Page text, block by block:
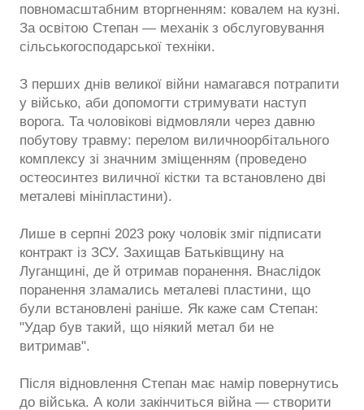
повномасштабним вторгненням: ковалем на кузні.
За освітою Степан — механік з обслуговування
сільськогосподарської техніки.
З перших днів великої війни намагався потрапити
у військо, аби допомогти стримувати наступ
ворога. Та чоловікові відмовляли через давню
побутову травму: перелом виличноорбітального
комплексу зі значним зміщенням (проведено
остеосинтез виличної кістки та встановлено дві
металеві мініпластини).
Лише в серпні 2023 року чоловік зміг підписати
контракт із ЗСУ. Захищав Батьківщину на
Луганщині, де й отримав поранення. Внаслідок
поранення зламались металеві пластини, що
були встановлені раніше. Як каже сам Степан:
"Удар був такий, що ніякий метал би не
витримав".
Після відновлення Степан має намір повернутись
до війська. А коли закінчиться війна — створити